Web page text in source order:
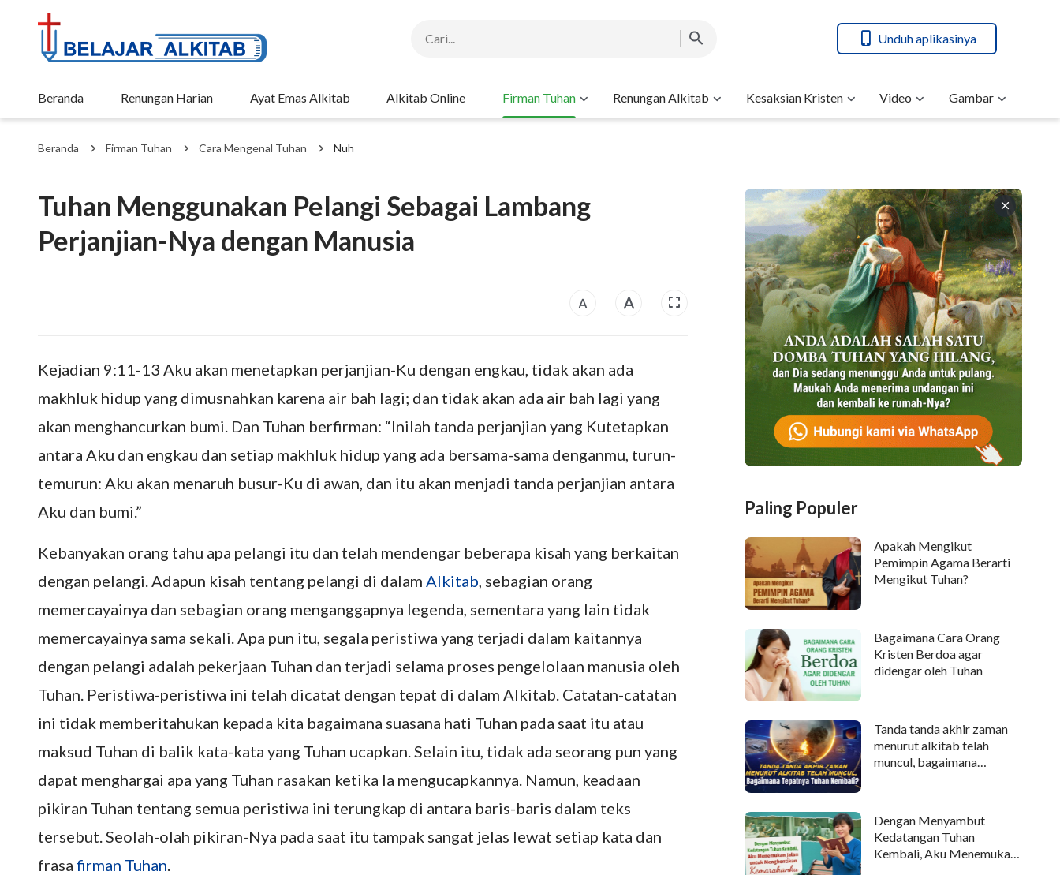
Unduh aplikasinya
Beranda Renungan Harian Ayat Emas Alkitab Alkitab Online Firman Tuhan Renungan Alkitab Kesaksian Kristen Video Gambar
Beranda Firman Tuhan Cara Mengenal Tuhan Nuh
Tuhan Menggunakan Pelangi Sebagai Lambang
Perjanjian-Nya dengan Manusia
Kejadian 9:11-13 Aku akan menetapkan perjanjian-Ku dengan engkau, tidak akan ada
makhluk hidup yang dimusnahkan karena air bah lagi; dan tidak akan ada air bah lagi yang
akan menghancurkan bumi. Dan Tuhan berfirman: “Inilah tanda perjanjian yang Kutetapkan
antara Aku dan engkau dan setiap makhluk hidup yang ada bersama-sama denganmu, turun-
temurun: Aku akan menaruh busur-Ku di awan, dan itu akan menjadi tanda perjanjian antara
Aku dan bumi.”
Kebanyakan orang tahu apa pelangi itu dan telah mendengar beberapa kisah yang berkaitan
dengan pelangi. Adapun kisah tentang pelangi di dalam Alkitab, sebagian orang
memercayainya dan sebagian orang menganggapnya legenda, sementara yang lain tidak
memercayainya sama sekali. Apa pun itu, segala peristiwa yang terjadi dalam kaitannya
dengan pelangi adalah pekerjaan Tuhan dan terjadi selama proses pengelolaan manusia oleh
Tuhan. Peristiwa-peristiwa ini telah dicatat dengan tepat di dalam Alkitab. Catatan-catatan
ini tidak memberitahukan kepada kita bagaimana suasana hati Tuhan pada saat itu atau
maksud Tuhan di balik kata-kata yang Tuhan ucapkan. Selain itu, tidak ada seorang pun yang
dapat menghargai apa yang Tuhan rasakan ketika Ia mengucapkannya. Namun, keadaan
pikiran Tuhan tentang semua peristiwa ini terungkap di antara baris-baris dalam teks
tersebut. Seolah-olah pikiran-Nya pada saat itu tampak sangat jelas lewat setiap kata dan
frasa firman Tuhan.
Paling Populer
Apakah Mengikut
Pemimpin Agama Berarti
Mengikut Tuhan?
Bagaimana Cara Orang
Kristen Berdoa agar
didengar oleh Tuhan
Tanda tanda akhir zaman
menurut alkitab telah
muncul, bagaimana
Dengan Menyambut
Kedatangan Tuhan
Kembali, Aku Menemukan